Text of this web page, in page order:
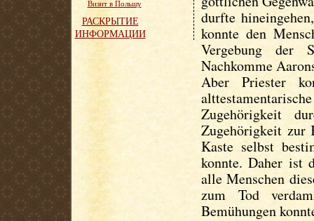
durfte
konnte den
Vergebung der
Nachkomme
Aber Priester
Zugehörigkeit
Zugehörigkeit zur
Kaste selbst
konnte. Daher ist
alle Menschen
zum Tod
Bemühungen
Визит в Польшу
РАСКРЫТИЕ
ИНФОРМАЦИИ